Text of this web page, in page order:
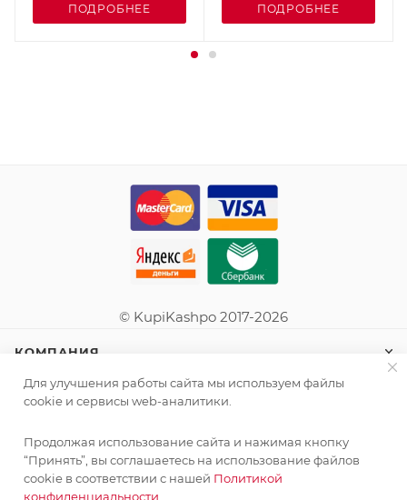
ПОДРОБНЕЕ ПОДРОБНЕЕ
© KupiKashpo 2017-2026
КОМПАНИЯ
ИНФОРМАЦИЯ
ПОМОЩЬ
Для улучшения работы сайта мы используем файлы
cookie и сервисы web-аналитики.
Продолжая использование сайта и нажимая кнопку
“Принять”, вы соглашаетесь на использование файлов
cookie в соответствии с нашей Политикой
конфиденциальности.